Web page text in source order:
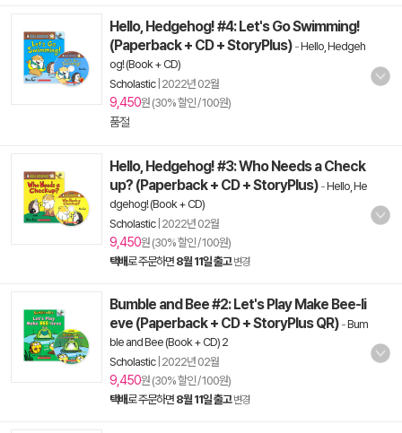
Hello, Hedgehog! #4: Let's Go Swimming!
(Paperback + CD + StoryPlus) -Hello, Hedgeh
og! (Book + CD)
Scholastic| 2022년 02월
9,450원 (30% 할인 / 100원)
품절
Hello, Hedgehog! #3: Who Needs a Check
up? (Paperback + CD + StoryPlus) -Hello, He
dgehog! (Book + CD)
Scholastic| 2022년 02월
9,450원 (30% 할인 / 100원)
택배로 주문하면 8월 11일 출고 변경
Bumble and Bee #2: Let's Play Make Bee-li
eve (Paperback + CD + StoryPlus QR) -Bum
ble and Bee (Book + CD) 2
Scholastic| 2022년 02월
9,450원 (30% 할인 / 100원)
택배로 주문하면 8월 11일 출고 변경